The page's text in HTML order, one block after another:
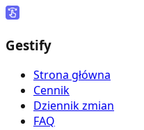
Gestify
Strona główna
Cennik
Dziennik zmian
FAQ